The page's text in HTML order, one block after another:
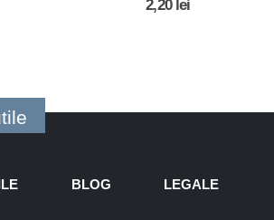
out of 52,20 lei
BLOG LEGALE